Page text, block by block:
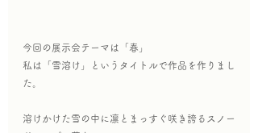
今回の展示会テーマは「春」
私は「雪溶け」というタイトルで作品を作りまし
た。
溶けかけた雪の中に凛とまっすぐ咲き誇るスノー